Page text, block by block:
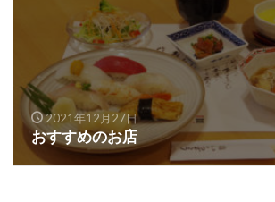
2021年12月27日
おすすめのお店